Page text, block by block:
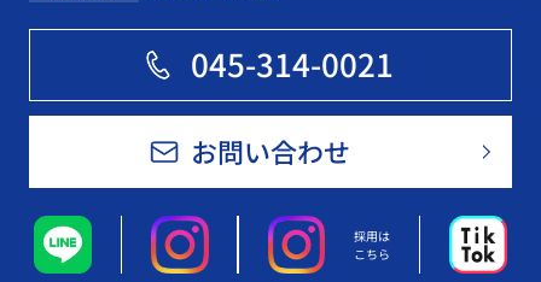
045-314-0021
お問い合わせ
採用は
こちら